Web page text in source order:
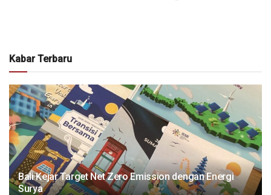
Kabar Terbaru
Bali Kejar Target Net Zero Emission dengan Energi
Surya